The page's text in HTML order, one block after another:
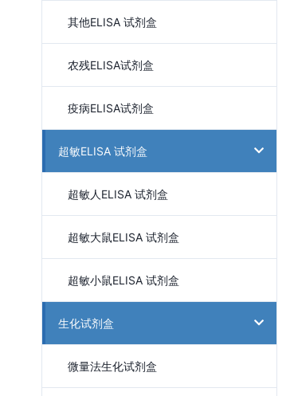
其他ELISA 试剂盒
农残ELISA试剂盒
疫病ELISA试剂盒
超敏ELISA 试剂盒
超敏人ELISA 试剂盒
超敏大鼠ELISA 试剂盒
超敏小鼠ELISA 试剂盒
生化试剂盒
微量法生化试剂盒